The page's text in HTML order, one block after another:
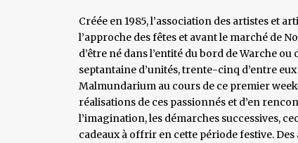
Créée en 1985, l’association des artistes et
l’approche des fêtes et avant le marché de
d’être né dans l’entité du bord de Warche
septantaine d’unités, trente-cinq d’entre
Malmundarium au cours de ce premier
réalisations de ces passionnés et d’en
l’imagination, les démarches successives,
cadeaux à offrir en cette période festive.